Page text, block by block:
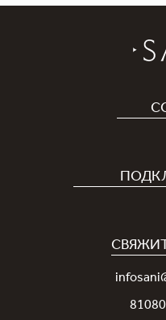
Программа